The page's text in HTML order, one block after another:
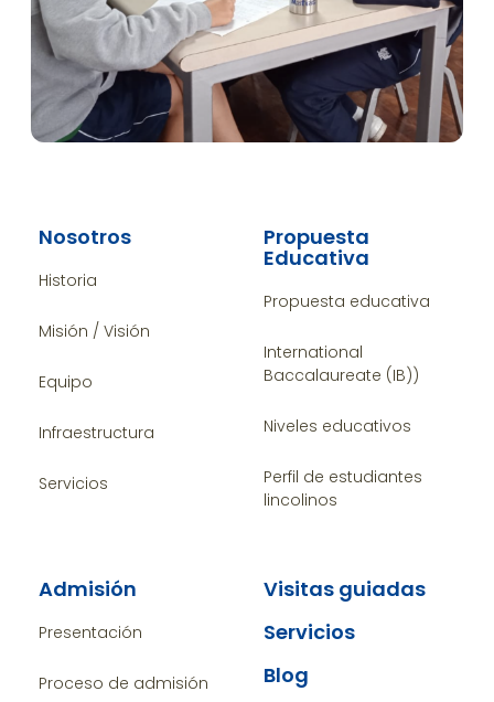
Nosotros
Historia
Misión / Visión
Equipo
Infraestructura
Servicios
Propuesta
Educativa
Propuesta educativa
International
Baccalaureate (IB))
Niveles educativos
Perfil de estudiantes
lincolinos
Admisión
Presentación
Proceso de admisión
Visitas guiadas
Servicios
Blog